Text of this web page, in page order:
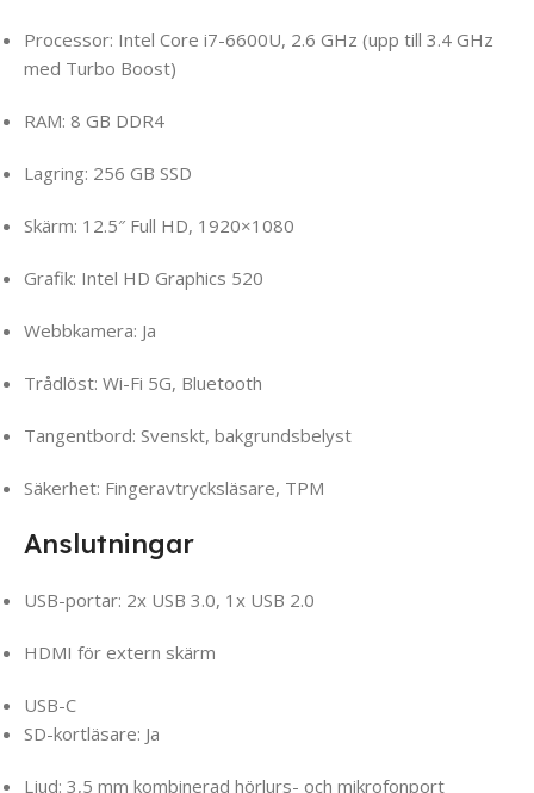
Processor: Intel Core i7-6600U, 2.6 GHz (upp till 3.4 GHz
med Turbo Boost)
RAM: 8 GB DDR4
Lagring: 256 GB SSD
Skärm: 12.5″ Full HD, 1920×1080
Grafik: Intel HD Graphics 520
Webbkamera: Ja
Trådlöst: Wi-Fi 5G, Bluetooth
Tangentbord: Svenskt, bakgrundsbelyst
Säkerhet: Fingeravtrycksläsare, TPM
Anslutningar
USB-portar: 2x USB 3.0, 1x USB 2.0
HDMI för extern skärm
USB-C
SD-kortläsare: Ja
Ljud: 3,5 mm kombinerad hörlurs- och mikrofonport